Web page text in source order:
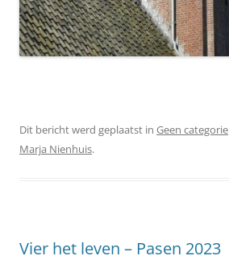
Dit bericht werd geplaatst in Geen categorie
Marja Nienhuis.
Vier het leven – Pasen 2023